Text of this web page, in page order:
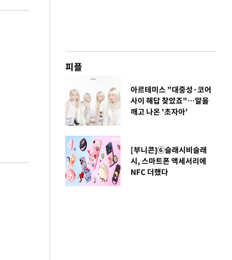
피플
아르테미스 "대중성·코어
사이 해답 찾았죠"…알을
깨고 나온 '초자아'
[부니콘]⑥슬래시비슬래
시, 스마트폰 액세서리에
NFC 더했다